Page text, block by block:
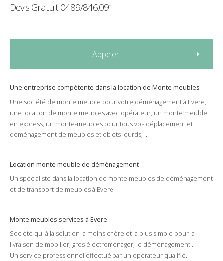
Devis Gratuit0489/846.091
Appeler
Une entreprise compétente dans la location de Monte meubles
Une société de monte meuble pour votre déménagementà Evere,
une location de monte meublesavec opérateur, un monte meuble
en express, un monte-meubles pour tous vos déplacement et
déménagement de meubles et objets lourds, ...
Location monte meuble de déménagement
Un spécialiste dans la location de monte meubles de déménagement
et de transport de meublesà Evere
Monte meubles services à Evere
Société qui à la solution la moins chère et la plus simple pour la
livraison de mobilier, gros électroménager, le déménagement...
Un service professionnel effectué par un opérateur qualifié.